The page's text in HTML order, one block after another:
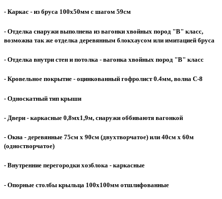
- Каркас - из бруса 100х50мм с шагом 59см
- Отделка снаружи выполнена из вагонки хвойных пород "В" класс,
возможна так же отделка деревянным блокхаусом или имитацией бруса
- Отделка внутри стен и потолка - вагонка хвойных пород "В" класс
- Кровельное покрытие - оцинкованный гофролист 0.4мм, волна С-8
- Односкатный тип крыши
- Двери - каркасные 0,8мх1,9м, снаружи оббиваютя вагонкой
- Окна - деревянные 75см х 90см (двухтворчатое) или 40см х 60м
(одностворчатое)
- Внутренние перегородки хозблока - каркасные
- Опорные столбы крыльца 100х100мм отшлифованные